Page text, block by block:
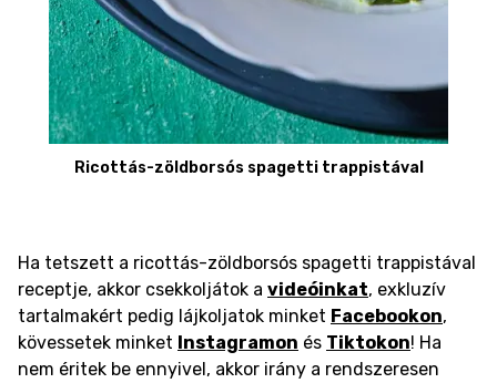
Ricottás-zöldborsós spagetti trappistával
Ha tetszett a ricottás-zöldborsós spagetti trappistával
receptje, akkor csekkoljátok a videóinkat, exkluzív
tartalmakért pedig lájkoljatok minket Facebookon,
kövessetek minket Instagramon és Tiktokon! Ha
nem éritek be ennyivel, akkor irány a rendszeresen